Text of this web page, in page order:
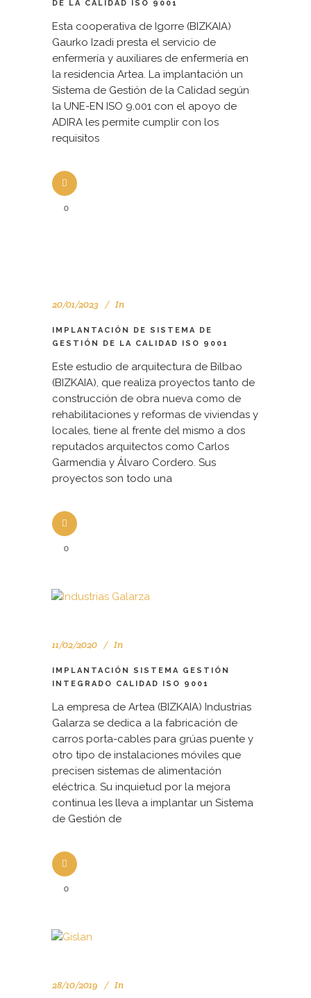
DE LA CALIDAD ISO 9001
Esta cooperativa de Igorre (BIZKAIA)
Gaurko Izadi presta el servicio de
enfermería y auxiliares de enfermería en
la residencia Artea. La implantación un
Sistema de Gestión de la Calidad según
la UNE-EN ISO 9.001 con el apoyo de
ADIRA les permite cumplir con los
requisitos
0
20/01/2023 In
IMPLANTACIÓN DE SISTEMA DE
GESTIÓN DE LA CALIDAD ISO 9001
Este estudio de arquitectura de Bilbao
(BIZKAIA), que realiza proyectos tanto de
construcción de obra nueva como de
rehabilitaciones y reformas de viviendas y
locales, tiene al frente del mismo a dos
reputados arquitectos como Carlos
Garmendia y Álvaro Cordero. Sus
proyectos son todo una
0
11/02/2020 In
IMPLANTACIÓN SISTEMA GESTIÓN
INTEGRADO CALIDAD ISO 9001
La empresa de Artea (BIZKAIA) Industrias
Galarza se dedica a la fabricación de
carros porta-cables para grúas puente y
otro tipo de instalaciones móviles que
precisen sistemas de alimentación
eléctrica. Su inquietud por la mejora
continua les lleva a implantar un Sistema
de Gestión de
0
28/10/2019 In